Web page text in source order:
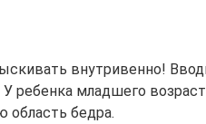
внутривенно!
ребенка младшего
область бедра.